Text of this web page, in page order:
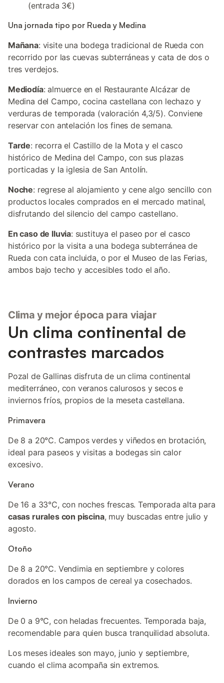
(entrada 3€)
Una jornada tipo por Rueda y Medina
Mañana: visite una bodega tradicional de Rueda con
recorrido por las cuevas subterráneas y cata de dos o
tres verdejos.
Mediodía: almuerce en el Restaurante Alcázar de
Medina del Campo, cocina castellana con lechazo y
verduras de temporada (valoración 4,3/5). Conviene
reservar con antelación los fines de semana.
Tarde: recorra el Castillo de la Mota y el casco
histórico de Medina del Campo, con sus plazas
porticadas y la iglesia de San Antolín.
Noche: regrese al alojamiento y cene algo sencillo con
productos locales comprados en el mercado matinal,
disfrutando del silencio del campo castellano.
En caso de lluvia: sustituya el paseo por el casco
histórico por la visita a una bodega subterránea de
Rueda con cata incluida, o por el Museo de las Ferias,
ambos bajo techo y accesibles todo el año.
Clima y mejor época para viajar
Un clima continental de
contrastes marcados
Pozal de Gallinas disfruta de un clima continental
mediterráneo, con veranos calurosos y secos e
inviernos fríos, propios de la meseta castellana.
Primavera
De 8 a 20°C. Campos verdes y viñedos en brotación,
ideal para paseos y visitas a bodegas sin calor
excesivo.
Verano
De 16 a 33°C, con noches frescas. Temporada alta para
casas rurales con piscina, muy buscadas entre julio y
agosto.
Otoño
De 8 a 20°C. Vendimia en septiembre y colores
dorados en los campos de cereal ya cosechados.
Invierno
De 0 a 9°C, con heladas frecuentes. Temporada baja,
recomendable para quien busca tranquilidad absoluta.
Los meses ideales son mayo, junio y septiembre,
cuando el clima acompaña sin extremos.